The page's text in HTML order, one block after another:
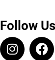
Follow Us